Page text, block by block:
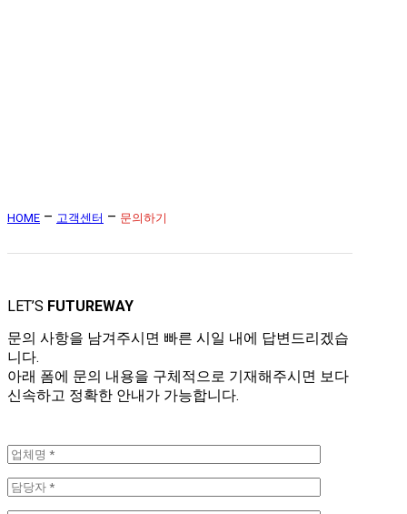
HOME – 고객센터 – 문의하기
LET’S FUTUREWAY
문의 사항을 남겨주시면 빠른 시일 내에 답변드리겠습
니다.
아래 폼에 문의 내용을 구체적으로 기재해주시면 보다
신속하고 정확한 안내가 가능합니다.